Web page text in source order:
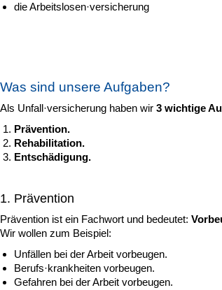
die Arbeitslosen·versicherung
Was sind unsere Aufgaben?
Als Unfall·versicherung haben wir 3 wichtige
Prävention.
Rehabilitation.
Entschädigung.
1. Prävention
Prävention ist ein Fachwort und bedeutet:
Wir wollen zum Beispiel:
Unfällen bei der Arbeit vorbeugen.
Berufs·krankheiten vorbeugen.
Gefahren bei der Arbeit vorbeugen.